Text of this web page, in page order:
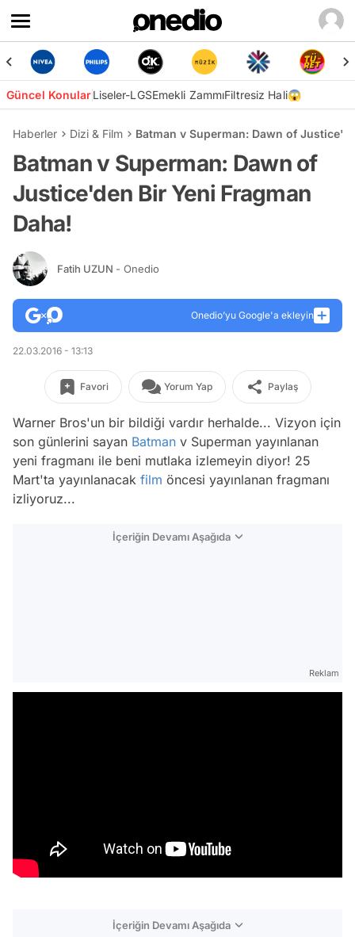
Güncel KonularLiseler-LGSEmekli ZammıFiltresiz Hali😱
Haberler Dizi & Film Batman v Superman: Dawn of
Batman v Superman: Dawn of
Justice'den Bir Yeni Fragman
Daha!
Fatih UZUN - Onedio
Onedio’yu Google'a ekleyin
22.03.2016 - 13:13
Favori Yorum Yap Paylaş
Warner Bros'un bir bildiği vardır herhalde... Vizyon için
son günlerini sayan Batman v Superman yayınlanan
yeni fragmanı ile beni mutlaka izlemeyin diyor! 25
Mart'ta yayınlanacak film öncesi yayınlanan fragmanı
izliyoruz...
İçeriğin Devamı Aşağıda
Reklam
İçeriğin Devamı Aşağıda